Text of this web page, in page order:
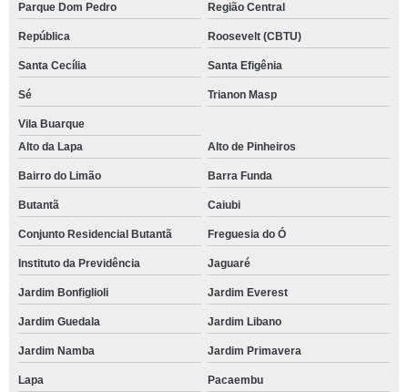
Parque Dom Pedro Região Central
República Roosevelt (CBTU)
Santa Cecília Santa Efigênia
Sé Trianon Masp
Vila Buarque
Alto da Lapa
Alto de Pinheiros
Bairro do Limão Barra Funda
Butantã Caiubi
Conjunto Residencial Butantã Freguesia do Ó
Instituto da Previdência Jaguaré
Jardim Bonfiglioli Jardim Everest
Jardim Guedala Jardim Libano
Jardim Namba Jardim Primavera
Lapa Pacaembu